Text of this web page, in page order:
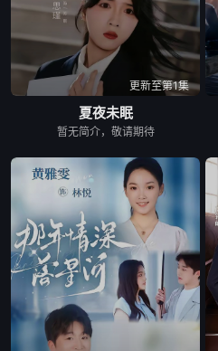
更新至第1集
夏夜未眠
暂无简介，敬请期待